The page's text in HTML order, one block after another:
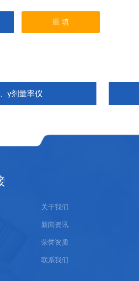
γ剂量率仪
关于我们
新闻资讯
荣誉资质
联系我们